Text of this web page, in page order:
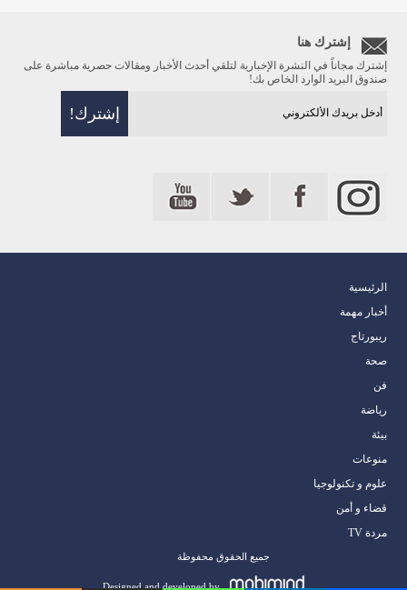
إشترك هنا
إشترك مجاناً في النشرة الإخبارية لتلقي أحدث الأخبار ومقالات حصرية مباشرة على
صندوق البريد الوارد الخاص بك!
الرئيسية
أخبار مهمة
ريبورتاج
صحة
فن
رياضة
بيئة
منوعات
علوم و تكنولوجيا
قضاء و أمن
مردة TV
جميع الحقوق محفوظة
Designed and developed by